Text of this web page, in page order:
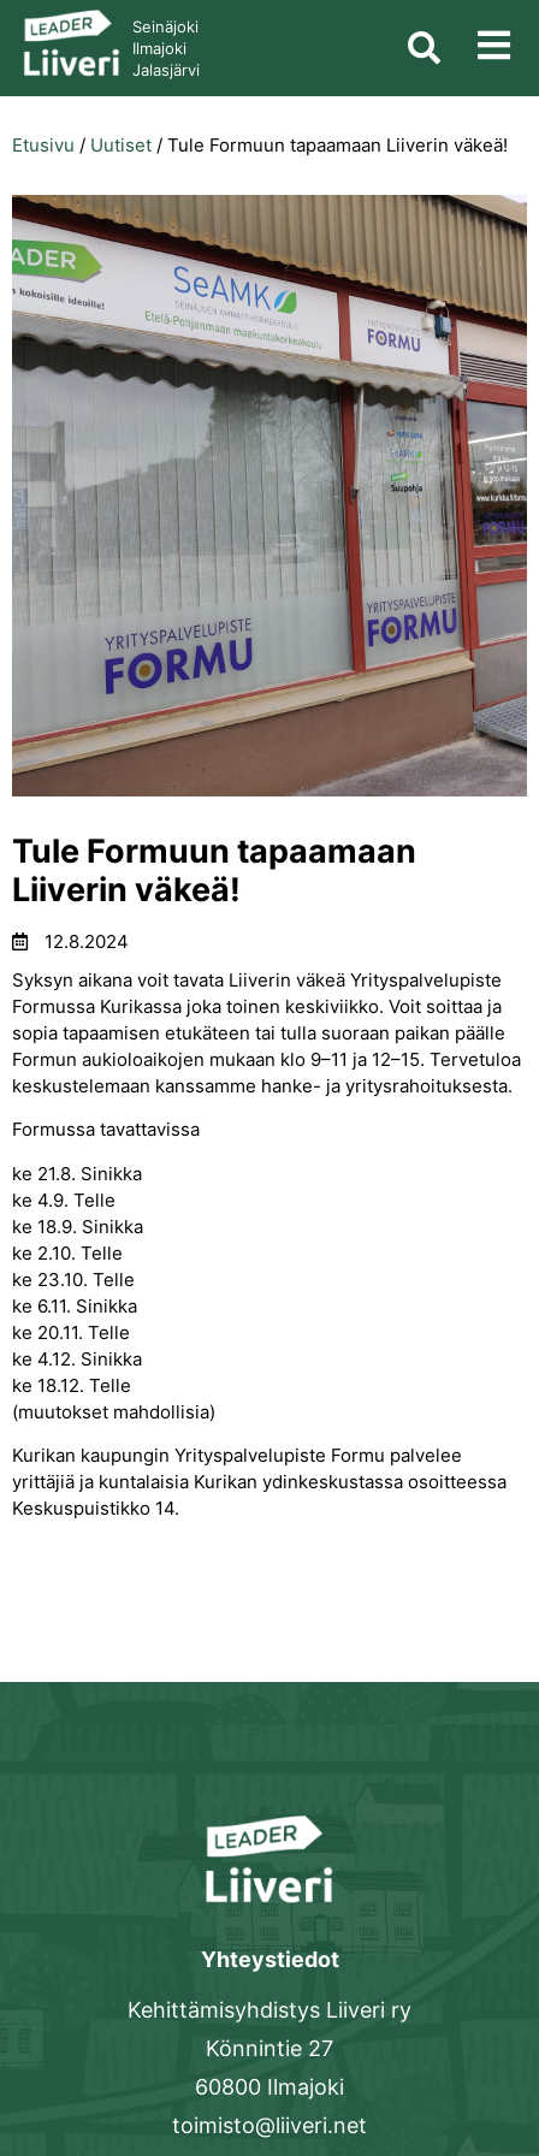
Seinäjoki
Ilmajoki
Jalasjärvi
Etusivu / Uutiset / Tule Formuun tapaamaan Liiverin väkeä!
Tule Formuun tapaamaan
Liiverin väkeä!
12.8.2024
Syksyn aikana voit tavata Liiverin väkeä Yrityspalvelupiste
Formussa Kurikassa joka toinen keskiviikko. Voit soittaa ja
sopia tapaamisen etukäteen tai tulla suoraan paikan päälle
Formun aukioloaikojen mukaan klo 9–11 ja 12–15. Tervetuloa
keskustelemaan kanssamme hanke- ja yritysrahoituksesta.
Formussa tavattavissa
ke 21.8. Sinikka
ke 4.9. Telle
ke 18.9. Sinikka
ke 2.10. Telle
ke 23.10. Telle
ke 6.11. Sinikka
ke 20.11. Telle
ke 4.12. Sinikka
ke 18.12. Telle
(muutokset mahdollisia)
Kurikan kaupungin Yrityspalvelupiste Formu palvelee
yrittäjiä ja kuntalaisia Kurikan ydinkeskustassa osoitteessa
Keskuspuistikko 14.
Yhteystiedot
Kehittämisyhdistys Liiveri ry
Könnintie 27
60800 Ilmajoki
toimisto@liiveri.net